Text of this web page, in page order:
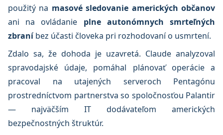
použitý na masové sledovanie amerických občanov
ani na ovládanie plne autonómnych smrteľných
zbraníbez účasti človeka pri rozhodovaní o usmrtení.
Zdalo sa, že dohoda je uzavretá. Claude analyzoval
spravodajské údaje, pomáhal plánovať operácie a
pracoval na utajených serveroch Pentagónu
prostredníctvom partnerstva so spoločnosťou Palantir
— najväčším IT dodávateľom amerických
bezpečnostných štruktúr.